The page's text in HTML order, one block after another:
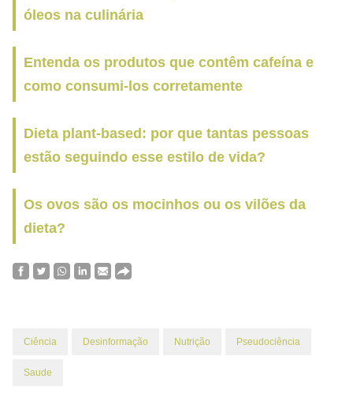
óleos na culinária
Entenda os produtos que contêm cafeína e
como consumi-los corretamente
Dieta plant-based: por que tantas pessoas
estão seguindo esse estilo de vida?
Os ovos são os mocinhos ou os vilões da
dieta?
Ciência Desinformação Nutrição Pseudociência
Saude